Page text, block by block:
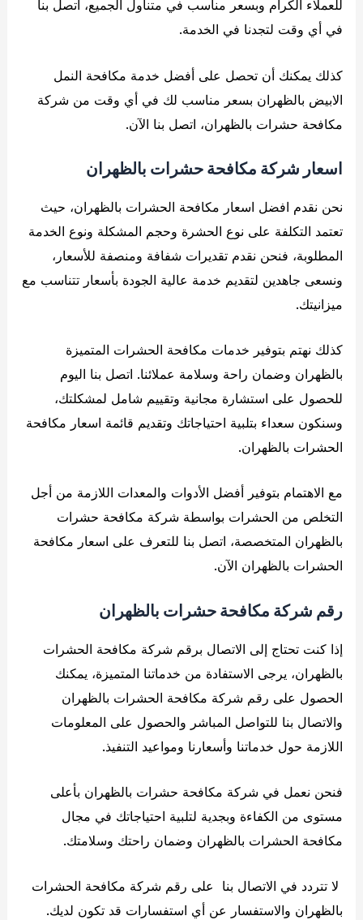
للعملاء الكرام وبسعر مناسب في متناول الجميع، اتصل بنا
في أي وقت لتجدنا في الخدمة.
كذلك يمكنك أن تحصل على أفضل خدمة مكافحة النمل
الابيض بالظهران بسعر مناسب لك في أي وقت من شركة
مكافحة حشرات بالظهران، اتصل بنا الآن.
اسعار شركة مكافحة حشرات بالظهران
نحن نقدم افضل اسعار مكافحة الحشرات بالظهران، حيث
تعتمد التكلفة على نوع الحشرة وحجم المشكلة ونوع الخدمة
المطلوبة، فنحن نقدم تقديرات شفافة ومنصفة للأسعار،
ونسعى جاهدين لتقديم خدمة عالية الجودة بأسعار تتناسب مع
ميزانيتك.
كذلك نهتم بتوفير خدمات مكافحة الحشرات المتميزة
بالظهران وضمان راحة وسلامة عملائنا. اتصل بنا اليوم
للحصول على استشارة مجانية وتقييم شامل لمشكلتك،
وسنكون سعداء بتلبية احتياجاتك وتقديم قائمة اسعار مكافحة
الحشرات بالظهران.
مع الاهتمام بتوفير أفضل الأدوات والمعدات اللازمة من أجل
التخلص من الحشرات بواسطة شركة مكافحة حشرات
بالظهران المتخصصة، اتصل بنا للتعرف على اسعار مكافحة
الحشرات بالظهران الآن.
رقم شركة مكافحة حشرات بالظهران
إذا كنت تحتاج إلى الاتصال برقم شركة مكافحة الحشرات
بالظهران، يرجى الاستفادة من خدماتنا المتميزة، يمكنك
الحصول على رقم شركة مكافحة الحشرات بالظهران
والاتصال بنا للتواصل المباشر والحصول على المعلومات
اللازمة حول خدماتنا وأسعارنا ومواعيد التنفيذ.
فنحن نعمل في شركة مكافحة حشرات بالظهران بأعلى
مستوى من الكفاءة وبجدية لتلبية احتياجاتك في مجال
مكافحة الحشرات بالظهران وضمان راحتك وسلامتك.
لا تتردد في الاتصال بنا على رقم شركة مكافحة الحشرات
بالظهران والاستفسار عن أي استفسارات قد تكون لديك.